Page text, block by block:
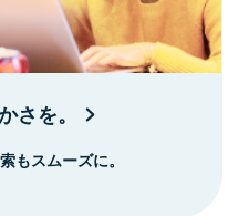
さを。
もスムーズに。